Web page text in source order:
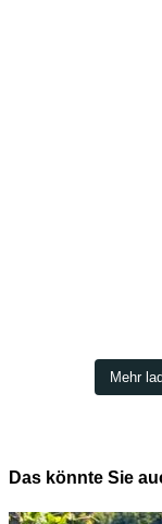
Mehr
Das könnte Sie